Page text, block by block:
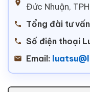
Đức Nhuận,
Tổng đài tư
Số điện thoại
Email: